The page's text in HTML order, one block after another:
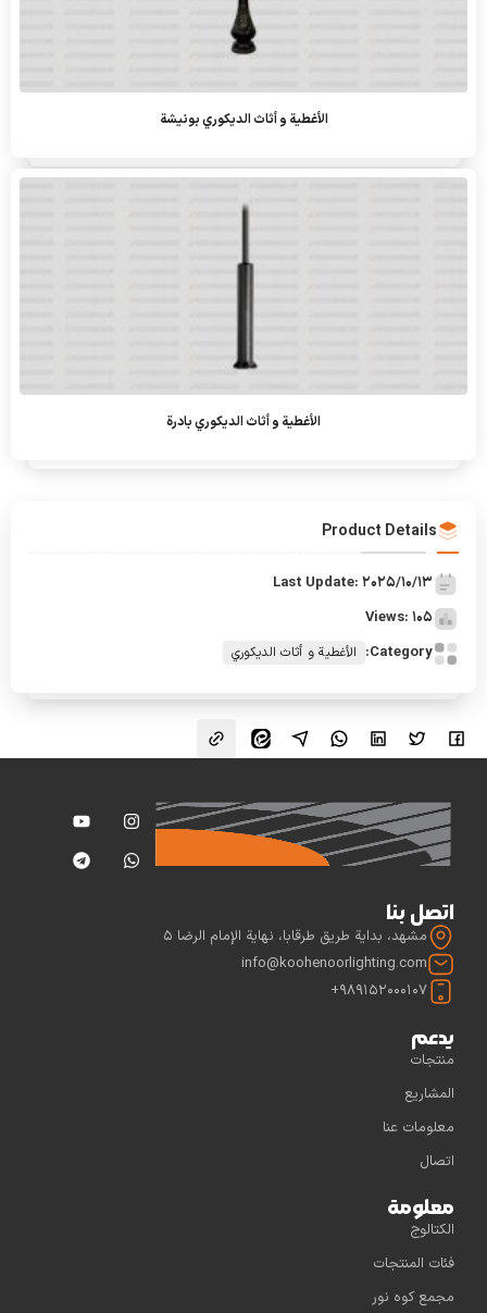
الأغطية و أثاث الديكوري بونيشة
الأغطية و أثاث الديكوري بادرة
Product Details
Last Update: 2025/10/13
Views: 105
Category:
الأغطية و أثاث الديكوري
اتصل بنا
مشهد، بداية طريق طرقابا، نهاية الإمام الرضا 5
info@koohenoorlighting.com
989152000107+
يدعم
منتجات
المشاريع
معلومات عنا
اتصال
معلومة
الكتالوج
فئات المنتجات
مجمع كوه نور